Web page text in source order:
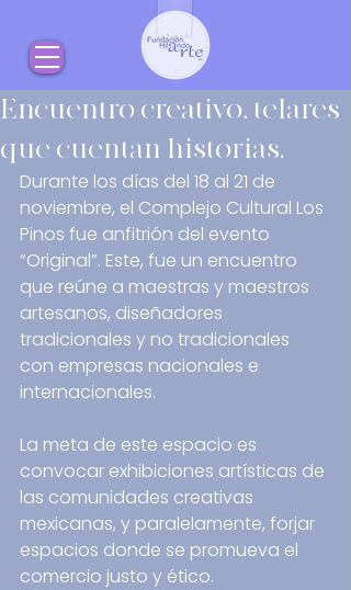
Encuentro creativo, telares
que cuentan historias.
Durante los días del 18 al 21 de
noviembre, el Complejo Cultural Los
Pinos fue anfitrión del evento
“Original”. Este, fue un encuentro
que reúne a maestras y maestros
artesanos, diseñadores
tradicionales y no tradicionales
con empresas nacionales e
internacionales.
La meta de este espacio es
convocar exhibiciones artísticas de
las comunidades creativas
mexicanas, y paralelamente, forjar
espacios donde se promueva el
comercio justo y ético.